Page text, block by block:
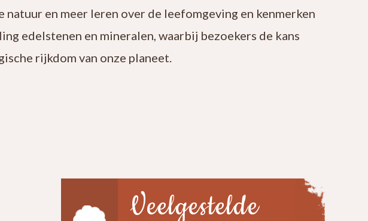
en meer leren over de leefomgeving en kenmerken
edelstenen en mineralen, waarbij bezoekers de kans
rijkdom van onze planeet.
Veelgestelde